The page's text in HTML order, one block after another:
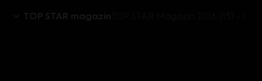
TOP STAR magazín